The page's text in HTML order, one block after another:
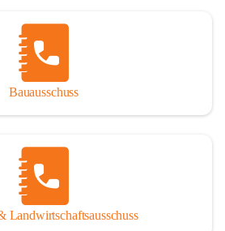
Bauausschuss
Landwirtschaftsausschuss